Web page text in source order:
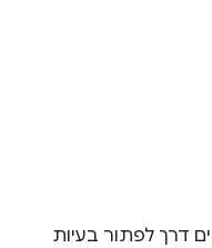
דרך לפתור בעיות